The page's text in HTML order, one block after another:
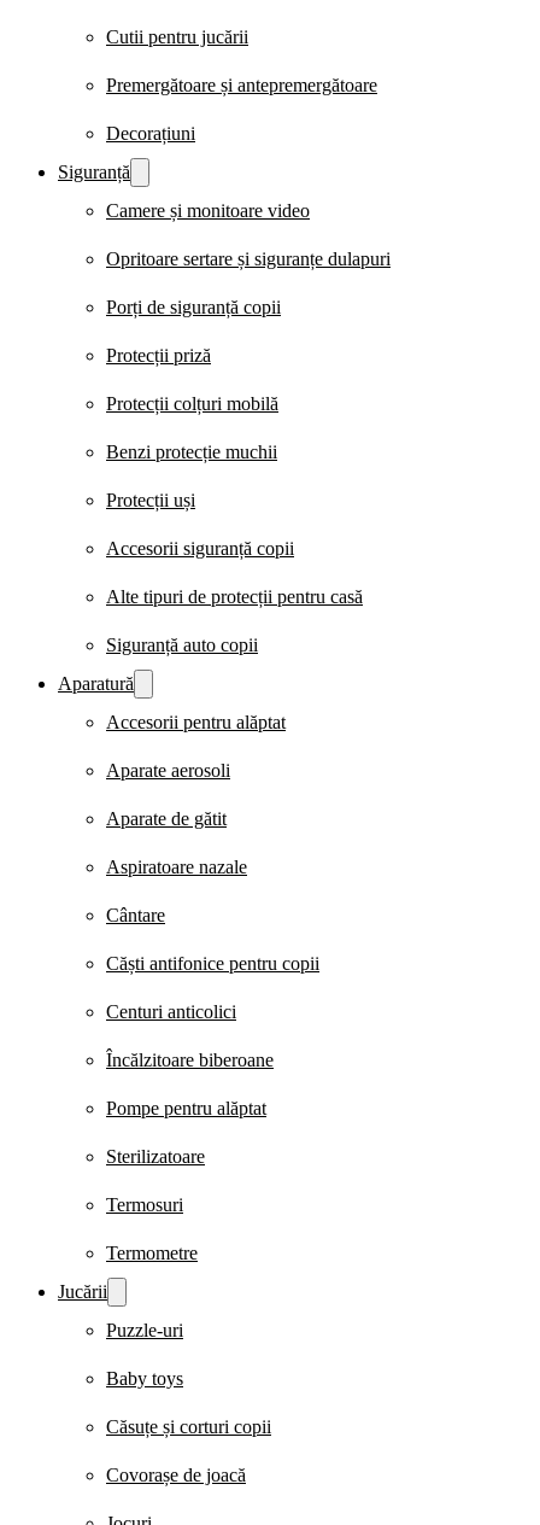
Cutii pentru jucării
Premergătoare și antepremergătoare
Decorațiuni
Siguranță
Camere și monitoare video
Opritoare sertare și siguranțe dulapuri
Porți de siguranță copii
Protecții priză
Protecții colțuri mobilă
Benzi protecție muchii
Protecții uși
Accesorii siguranță copii
Alte tipuri de protecții pentru casă
Siguranță auto copii
Aparatură
Accesorii pentru alăptat
Aparate aerosoli
Aparate de gătit
Aspiratoare nazale
Cântare
Căști antifonice pentru copii
Centuri anticolici
Încălzitoare biberoane
Pompe pentru alăptat
Sterilizatoare
Termosuri
Termometre
Jucării
Puzzle-uri
Baby toys
Căsuțe și corturi copii
Covorașe de joacă